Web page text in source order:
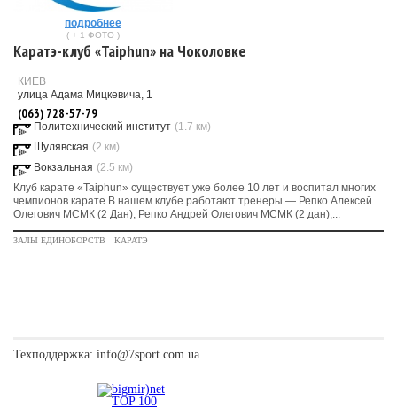
подробнее
( + 1 ФОТО )
Каратэ-клуб «Taiphun» на Чоколовке
КИЕВ
улица Адама Мицкевича, 1
(063) 728-57-79
Политехнический институт (1.7 км)
Шулявская (2 км)
Вокзальная (2.5 км)
Клуб карате «Taiphun» существует уже более 10 лет и воспитал многих
чемпионов карате.В нашем клубе работают тренеры — Репко Алексей
Олегович МСМК (2 Дан), Репко Андрей Олегович МСМК (2 дан),...
ЗАЛЫ ЕДИНОБОРСТВ КАРАТЭ
Техподдержка: info@7sport.com.ua